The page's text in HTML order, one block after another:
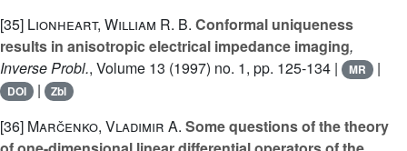
[35] Lionheart, William R. B. Conformal uniqueness
results in anisotropic electrical impedance imaging,
Inverse Probl., Volume 13 (1997) no. 1, pp. 125-134 | MR |
DOI | Zbl
[36] Marčenko, Vladimir A. Some questions of the theory